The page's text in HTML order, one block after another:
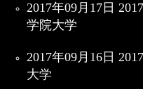
2017年09月17日
学院大学
2017年09月16日
大学